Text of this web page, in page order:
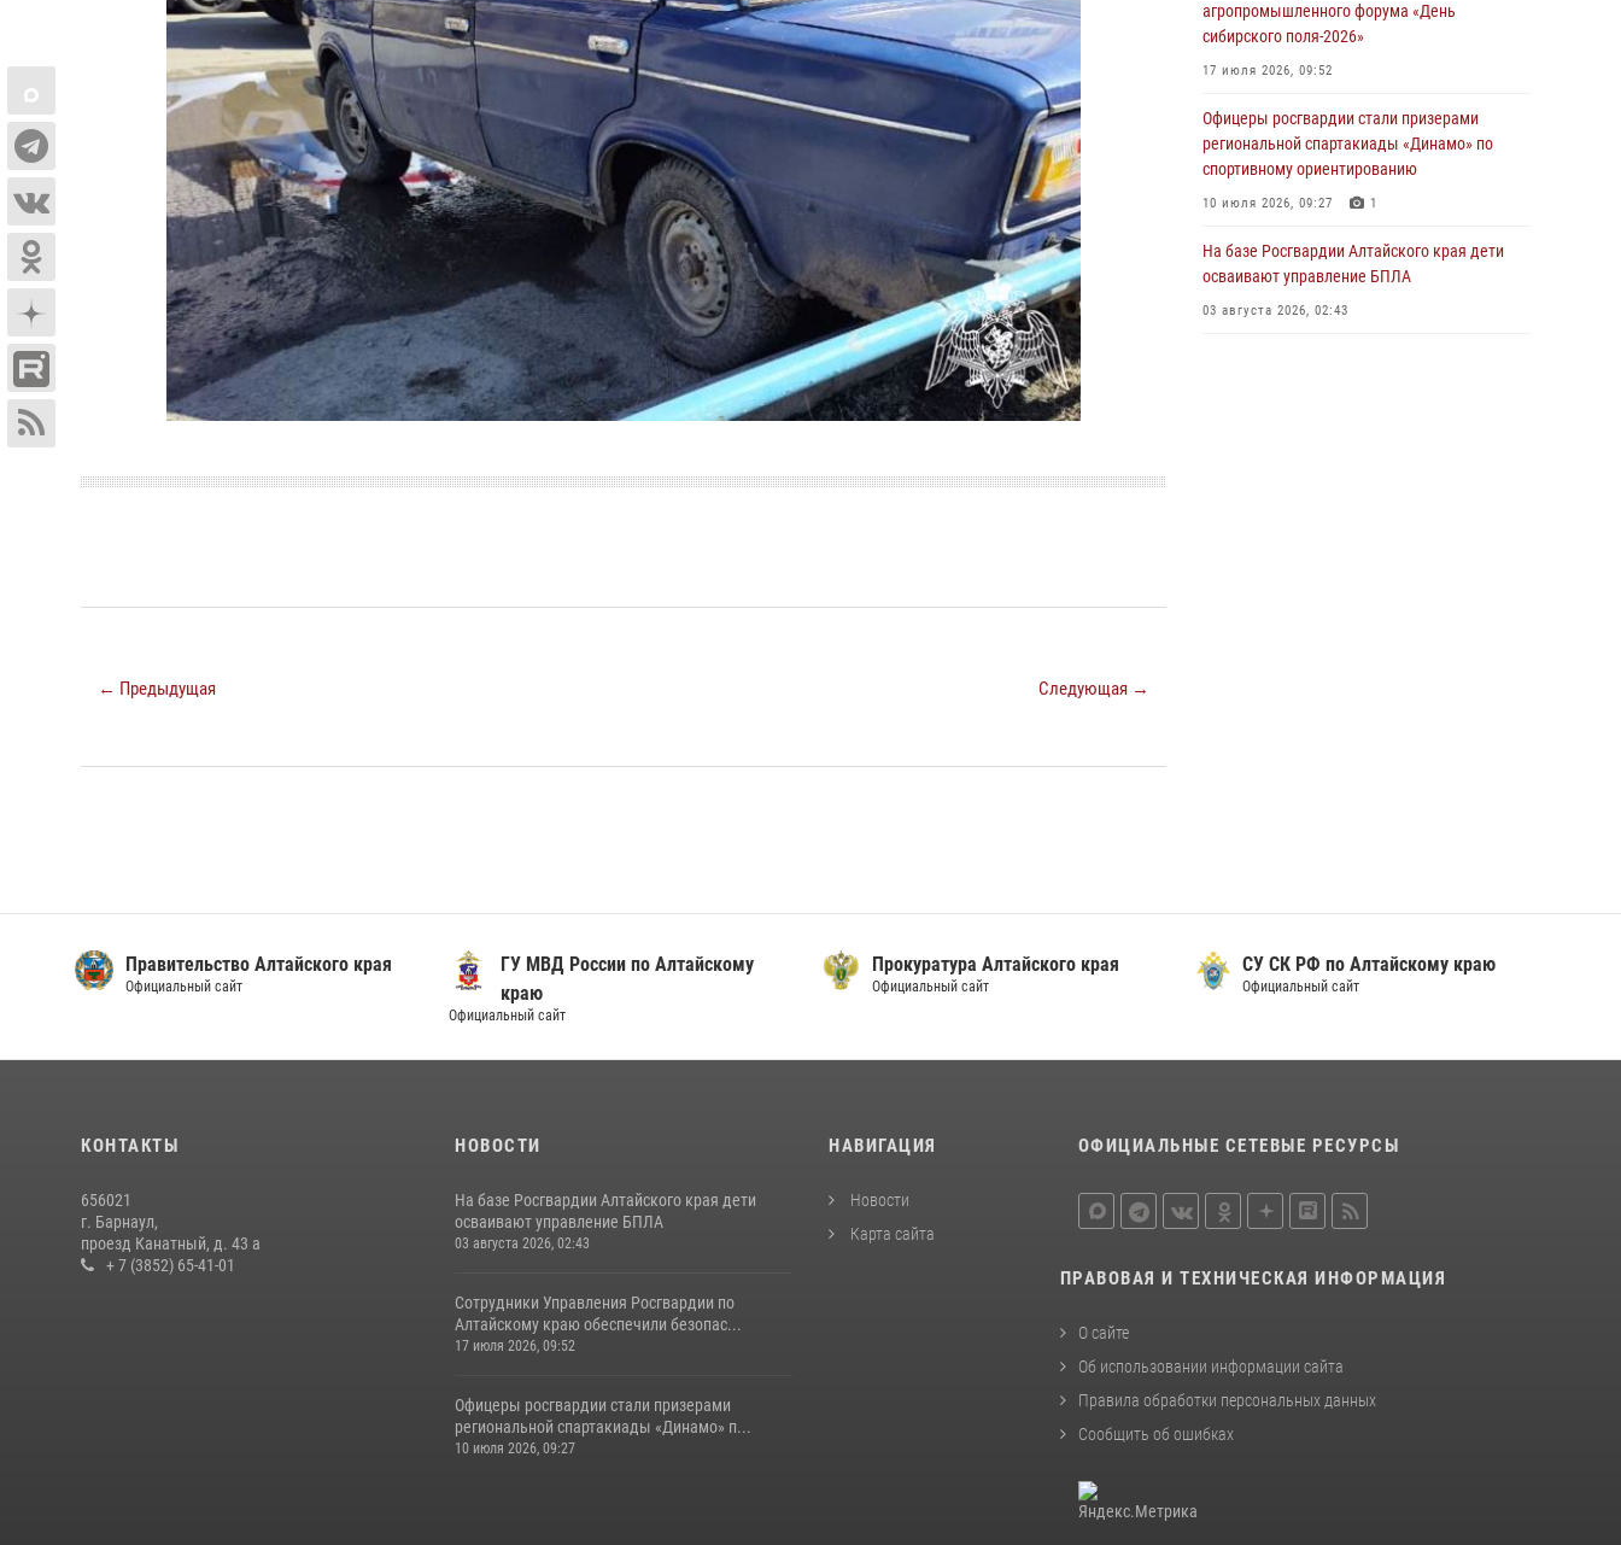
← Предыдущая Следующая →
05 июля 2026, 11:13
Росгвардия Алтайского края приняла участие
храбрости»
04 июля 2026, 11:09
Сотрудники Росгвардии провели встречу с
«Каникулы с Росгвардией»
03 июля 2026, 04:03
агропромышленного форума «День
сибирского поля-2026»
17 июля 2026, 09:52
Офицеры росгвардии стали призерами
региональной спартакиады «Динамо» по
спортивному ориентированию
10 июля 2026, 09:27 1
На базе Росгвардии Алтайского края дети
осваивают управление БПЛА
03 августа 2026, 02:43
Правительство Алтайского края
Официальный сайт
ГУ МВД России по Алтайскому
краю
Официальный сайт
Прокуратура Алтайского края
Официальный сайт
СУ СК РФ по Алтайскому краю
Официальный сайт
КОНТАКТЫ
656021
г. Барнаул,
проезд Канатный, д. 43 а
+ 7 (3852) 65-41-01
НОВОСТИ
На базе Росгвардии Алтайского края дети
осваивают управление БПЛА
03 августа 2026, 02:43
Сотрудники Управления Росгвардии по
Алтайскому краю обеспечили безопас...
17 июля 2026, 09:52
Офицеры росгвардии стали призерами
региональной спартакиады «Динамо» п...
10 июля 2026, 09:27
НАВИГАЦИЯ
Новости
Карта сайта
ОФИЦИАЛЬНЫЕ СЕТЕВЫЕ РЕСУРСЫ
ПРАВОВАЯ И ТЕХНИЧЕСКАЯ ИНФОРМАЦИЯ
О сайте
Об использовании информации сайта
Правила обработки персональных данных
Сообщить об ошибках